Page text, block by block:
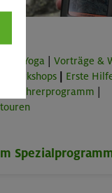
& Yoga
Vorträge &
Workshops Erste
Bergführerprogramm